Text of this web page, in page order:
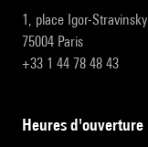
1, place Igor-Stravinsky
75004 Paris
+33 1 44 78 48 43
heures d'ouverture